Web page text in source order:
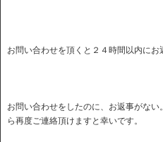
お問い合わせを頂くと２４時間以内にお
お問い合わせをしたのに、お返事がな
ら再度ご連絡頂けますと幸いです。